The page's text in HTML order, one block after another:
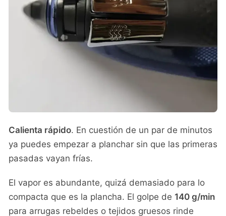
Calienta rápido. En cuestión de un par de minutos
ya puedes empezar a planchar sin que las primeras
pasadas vayan frías.
El vapor es abundante, quizá demasiado para lo
compacta que es la plancha. El golpe de 140 g/min
para arrugas rebeldes o tejidos gruesos rinde